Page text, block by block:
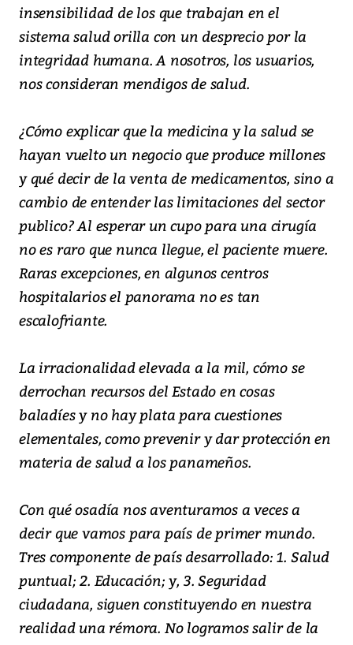
insensibilidad de los que trabajan en el
sistema salud orilla con un desprecio por la
integridad humana. A nosotros, los usuarios,
nos consideran mendigos de salud.
¿Cómo explicar que la medicina y la salud se
hayan vuelto un negocio que produce millones
y qué decir de la venta de medicamentos, sino a
cambio de entender las limitaciones del sector
publico? Al esperar un cupo para una cirugía
no es raro que nunca llegue, el paciente muere.
Raras excepciones, en algunos centros
hospitalarios el panorama no es tan
escalofriante.
La irracionalidad elevada a la mil, cómo se
derrochan recursos del Estado en cosas
baladíes y no hay plata para cuestiones
elementales, como prevenir y dar protección en
materia de salud a los panameños.
Con qué osadía nos aventuramos a veces a
decir que vamos para país de primer mundo.
Tres componente de país desarrollado: 1. Salud
puntual; 2. Educación; y, 3. Seguridad
ciudadana, siguen constituyendo en nuestra
realidad una rémora. No logramos salir de la